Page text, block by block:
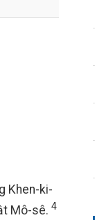
Khen-ki-
Mô-sê. 4